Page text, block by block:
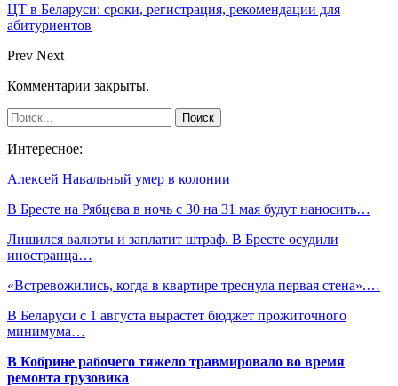
ЦТ в Беларуси: сроки, регистрация, рекомендации для
абитуриентов
Prev Next
Комментарии закрыты.
Интересное:
Алексей Навальный умер в колонии
В Бресте на Рябцева в ночь с 30 на 31 мая будут наносить…
Лишился валюты и заплатит штраф. В Бресте осудили
иностранца…
«Встревожились, когда в квартире треснула первая стена».…
В Беларуси с 1 августа вырастет бюджет прожиточного
минимума…
В Кобрине рабочего тяжело травмировало во время
ремонта грузовика